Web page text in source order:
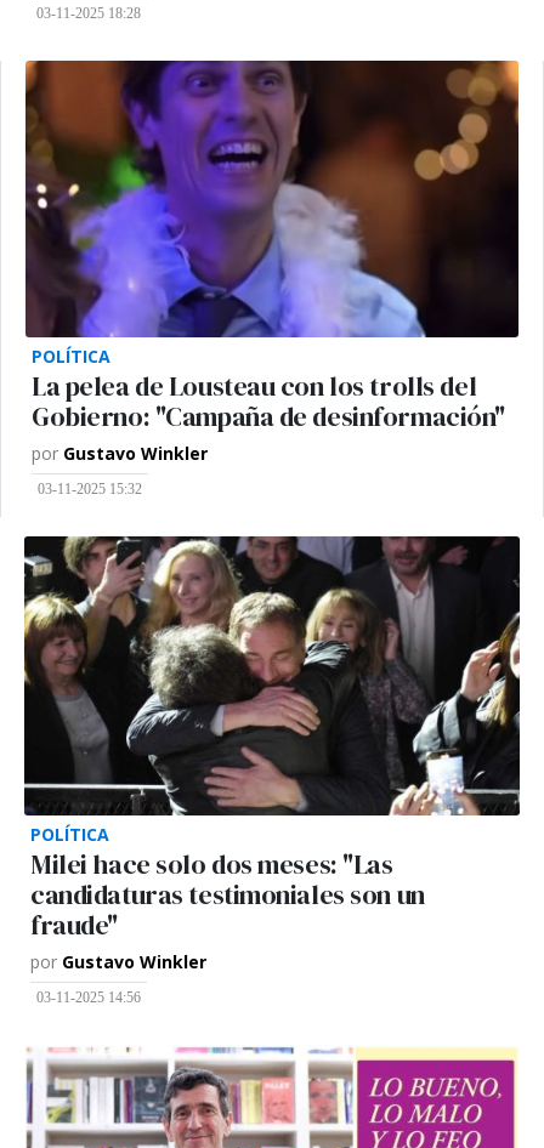
03-11-2025 18:28
POLÍTICA
La pelea de Lousteau con los trolls del
Gobierno: "Campaña de desinformación"
por Gustavo Winkler
03-11-2025 15:32
POLÍTICA
Milei hace solo dos meses: "Las
candidaturas testimoniales son un
fraude"
por Gustavo Winkler
03-11-2025 14:56